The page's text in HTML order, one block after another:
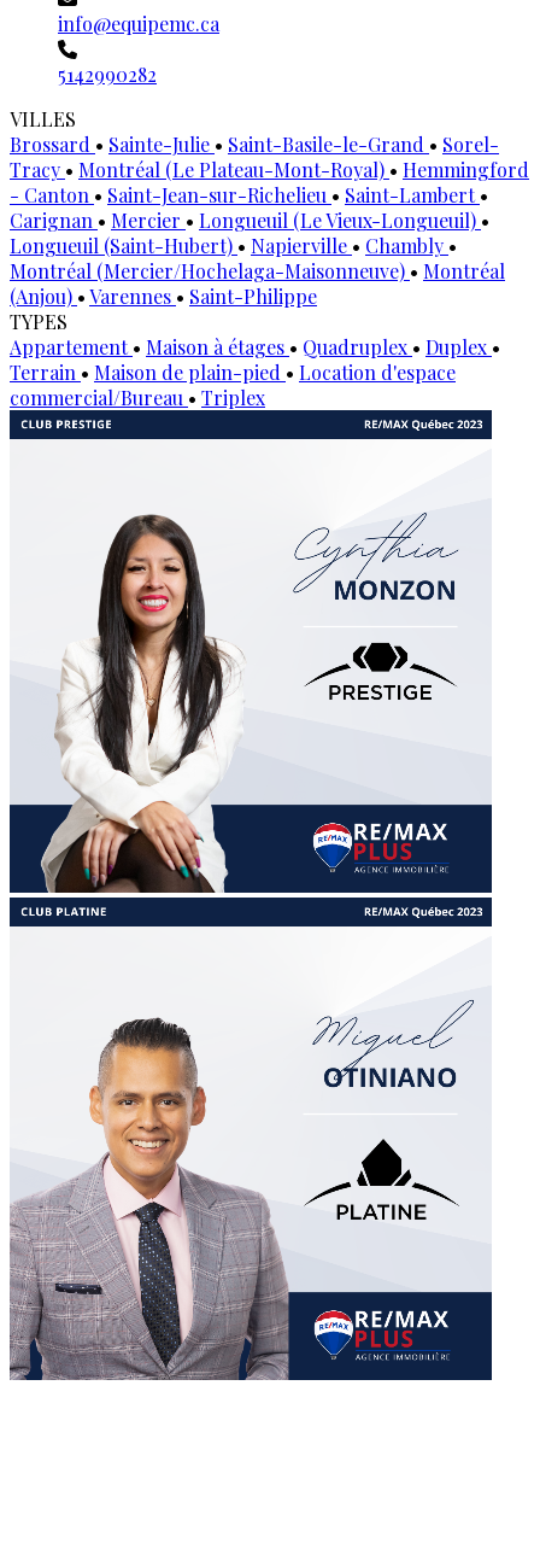
info@equipemc.ca
5142990282
VILLES
Brossard • Sainte-Julie • Saint-Basile-le-Grand • Sorel-
Tracy • Montréal (Le Plateau-Mont-Royal) • Hemmingford
- Canton • Saint-Jean-sur-Richelieu • Saint-Lambert•
Carignan • Mercier • Longueuil (Le Vieux-Longueuil) •
Longueuil (Saint-Hubert) • Napierville • Chambly •
Montréal (Mercier/Hochelaga-Maisonneuve) • Montréal
(Anjou) •Varennes • Saint-Philippe
TYPES
Appartement• Maison à étages • Quadruplex • Duplex •
Terrain • Maison de plain-pied • Location d'espace
commercial/Bureau • Triplex